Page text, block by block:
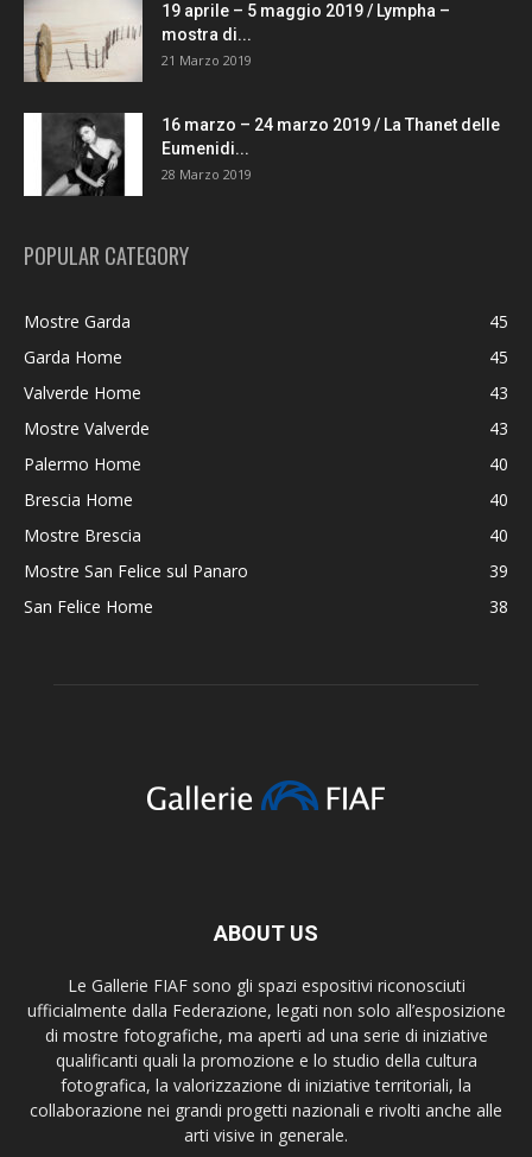
19 aprile – 5 maggio 2019 / Lympha –
mostra di...
21 Marzo 2019
16 marzo – 24 marzo 2019 / La Thanet delle
Eumenidi...
28 Marzo 2019
POPULAR CATEGORY
Mostre Garda
45
Garda Home
45
Valverde Home
43
Mostre Valverde
43
Palermo Home
40
Brescia Home
40
Mostre Brescia
40
Mostre San Felice sul Panaro
39
San Felice Home
38
ABOUT US
Le Gallerie FIAF sono gli spazi espositivi riconosciuti
ufficialmente dalla Federazione, legati non solo all’esposizione
di mostre fotografiche, ma aperti ad una serie di iniziative
qualificanti quali la promozione e lo studio della cultura
fotografica, la valorizzazione di iniziative territoriali, la
collaborazione nei grandi progetti nazionali e rivolti anche alle
arti visive in generale.